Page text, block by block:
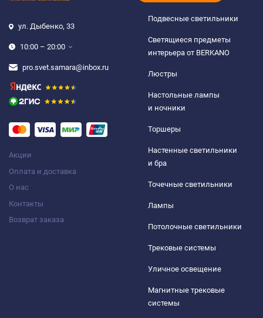
ул. Дыбенко, 33
10:00 – 20:00
pro.svet.samara@inbox.ru
Акции
Оплата и доставка
О нас
Контакты
Возврат заказа
Подвесные светильники
Светящиеся предметы
интерьера от BERKANO
Люстры
Настольные лампы
и ночники
Торшеры
Настенные светильники
и бра
Точечные светильники
Лампы
Потолочные светильники
Трековые системы
Уличное освещение
Магнитные трековые
системы